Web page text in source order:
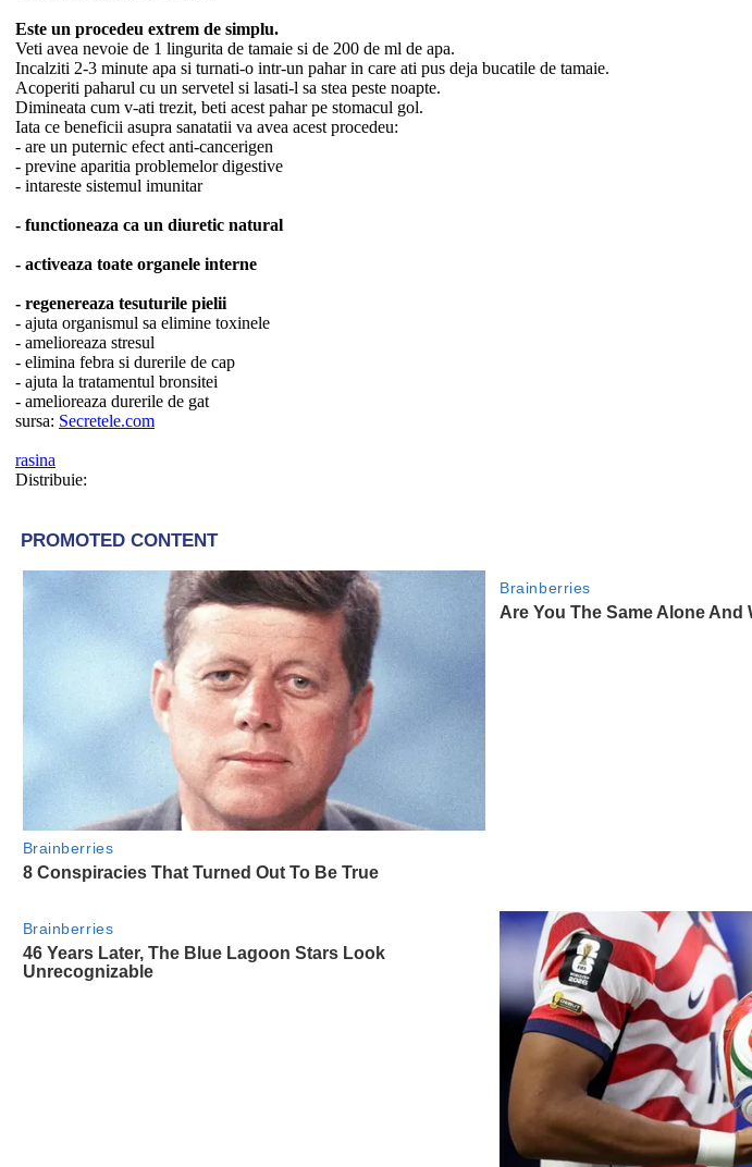
Este un procedeu extrem de simplu.
Veti avea nevoie de 1 lingurita de tamaie si de 200 de ml de apa.
Incalziti 2-3 minute apa si turnati-o intr-un pahar in care ati pus deja bucatile de tamaie.
Acoperiti paharul cu un servetel si lasati-l sa stea peste noapte.
Dimineata cum v-ati trezit, beti acest pahar pe stomacul gol.
Iata ce beneficii asupra sanatatii va avea acest procedeu:
- are un puternic efect anti-cancerigen
- previne aparitia problemelor digestive
- intareste sistemul imunitar
- functioneaza ca un diuretic natural
- activeaza toate organele interne
- regenereaza tesuturile pielii
- ajuta organismul sa elimine toxinele
- amelioreaza stresul
- elimina febra si durerile de cap
- ajuta la tratamentul bronsitei
- amelioreaza durerile de gat
sursa: Secretele.com
rasina
Distribuie: